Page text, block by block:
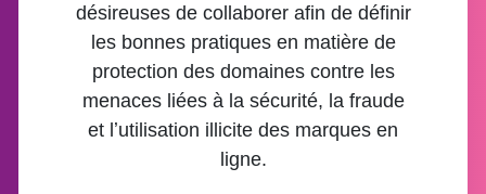
désireuses de collaborer afin de définir
les bonnes pratiques en matière de
protection des domaines contre les
menaces liées à la sécurité, la fraude
et lʼutilisation illicite des marques en
ligne.